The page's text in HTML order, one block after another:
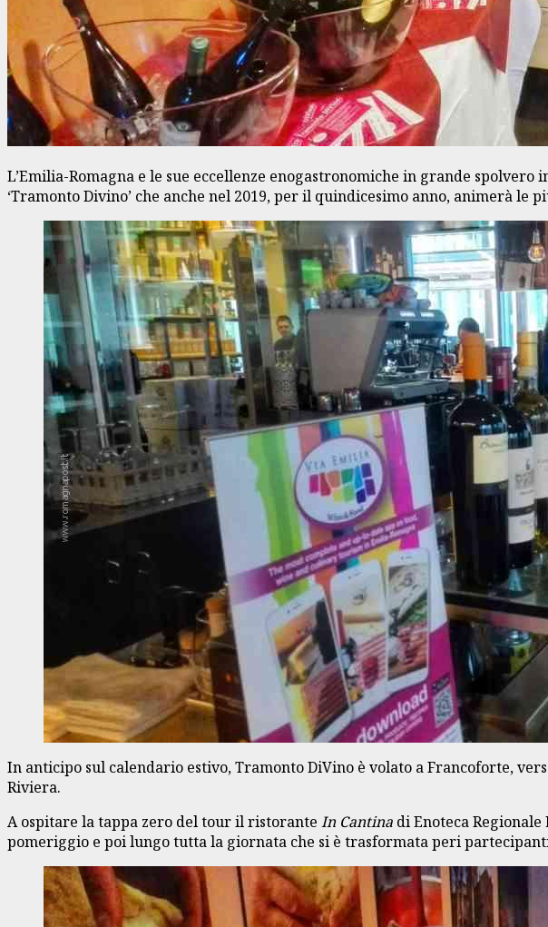
L’Emilia-Romagna e le sue eccellenze enogastronomiche in grande
‘Tramonto Divino’ che anche nel 2019, per il quindicesimo anno, animerà
In anticipo sul calendario estivo, Tramonto DiVino è volato a Francoforte,
Riviera.
A ospitare la tappa zero del tour il ristorante In Cantina di Enoteca
pomeriggio e poi lungo tutta la giornata che si è trasformata peri